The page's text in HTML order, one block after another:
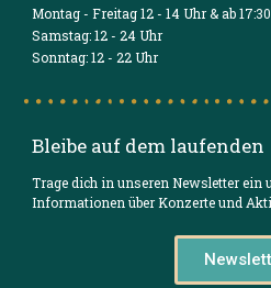
Montag - Freitag 12 - 14 Uhr & ab
Samstag: 12 - 24 Uhr
Sonntag: 12 - 22 Uhr
Bleibe auf dem laufenden
Trage dich in unseren Newsletter ein
Informationen über Konzerte und